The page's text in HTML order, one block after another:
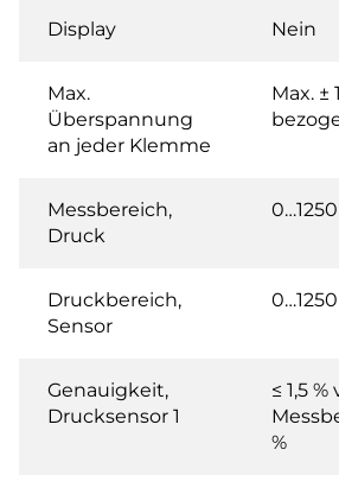
Display Nein
Max.
Überspannung
an jeder Klemme
Max. ±
Messbereich,
Druck
Druckbereich,
Sensor
Genauigkeit,
Drucksensor 1
≤ 1,5
%